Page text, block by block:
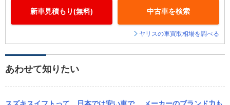
新車見積もり(無料) 中古車を検索
ヤリスの車買取相場を調べる
あわせて知りたい